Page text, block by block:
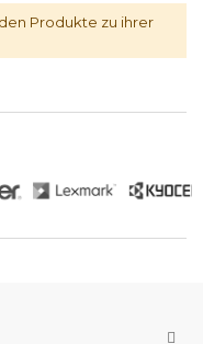
Produkte zu ihrer